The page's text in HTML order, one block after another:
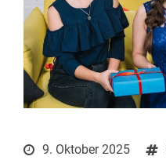
9. Oktober 2025